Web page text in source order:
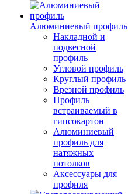
Алюминиевый профиль
Накладной и
подвесной
профиль
Угловой профиль
Круглый профиль
Врезной профиль
Профиль
встраиваемый в
гипсокартон
Алюминиевый
профиль для
натяжных
потолков
Аксессуары для
профиля